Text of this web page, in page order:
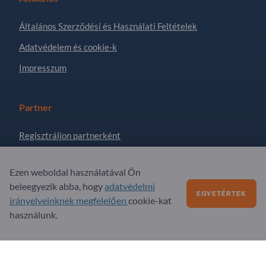
Általános Szerződési és Használati Feltételek
Adatvédelem és cookie-k
Impresszum
Partner
Regisztráljon partnerként
Kérdések?
Ezen weboldal használatával Ön
beleegyezik abba, hogy adatvédelmi
irányelveinknek megfelelően cookie-kat
használunk.
EGYETÉRTEK